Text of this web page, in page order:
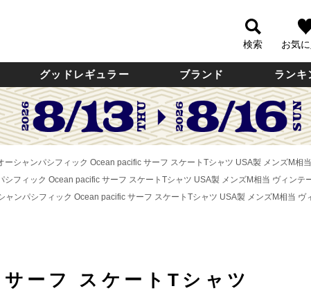
検索 お気
グッドレギュラー ブランド ランキ
ーシャンパシフィック Ocean pacific サーフ スケートTシャツ USA製 メンズM相
シフィック Ocean pacific サーフ スケートTシャツ USA製 メンズM相当 ヴィンテ
ャンパシフィック Ocean pacific サーフ スケートTシャツ USA製 メンズM相当 ヴ
サーフ スケートTシャツ